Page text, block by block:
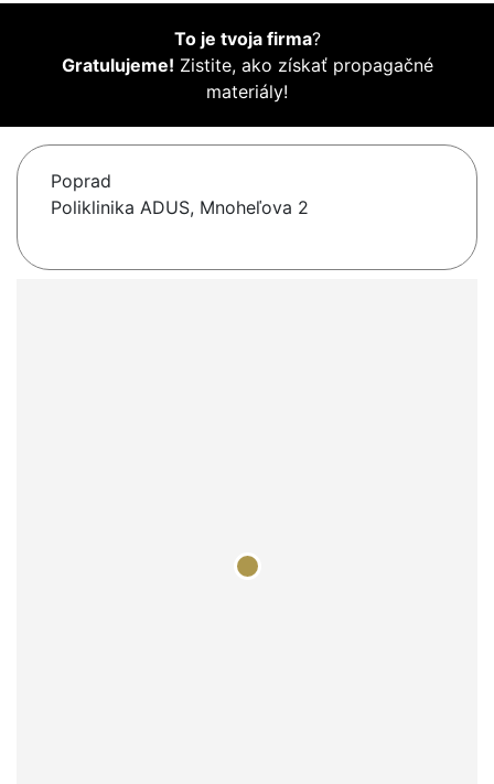
To je tvoja firma?
Gratulujeme! Zistite, ako získať propagačné
materiály!
Poprad
Poliklinika ADUS, Mnoheľova 2